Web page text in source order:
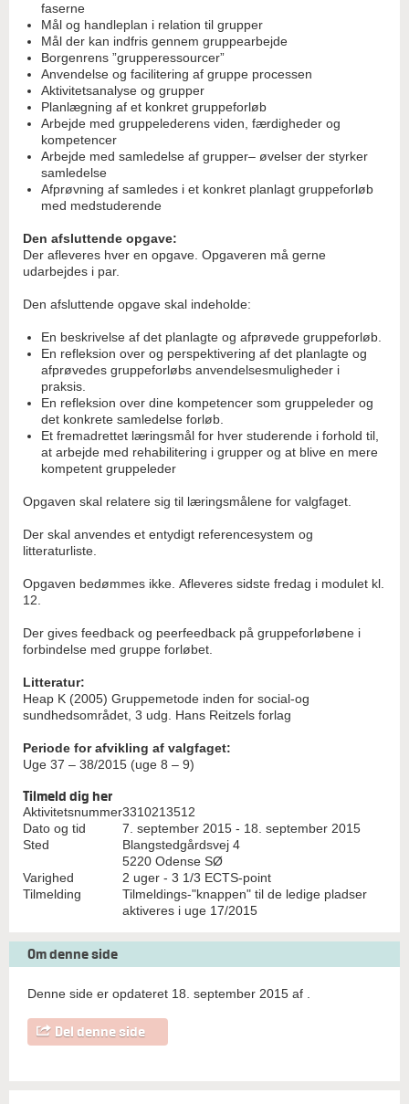
faserne
Mål og handleplan i relation til grupper
Mål der kan indfris gennem gruppearbejde
Borgenrens ”grupperessourcer”
Anvendelse og facilitering af gruppe processen
Aktivitetsanalyse og grupper
Planlægning af et konkret gruppeforløb
Arbejde med gruppelederens viden, færdigheder og
kompetencer
Arbejde med samledelse af grupper– øvelser der styrker
samledelse
Afprøvning af samledes i et konkret planlagt gruppeforløb
med medstuderende
Den afsluttende opgave:
Der afleveres hver en opgave. Opgaveren må gerne
udarbejdes i par.
Den afsluttende opgave skal indeholde:
En beskrivelse af det planlagte og afprøvede gruppeforløb.
En refleksion over og perspektivering af det planlagte og
afprøvedes gruppeforløbs anvendelsesmuligheder i
praksis.
En refleksion over dine kompetencer som gruppeleder og
det konkrete samledelse forløb.
Et fremadrettet læringsmål for hver studerende i forhold til,
at arbejde med rehabilitering i grupper og at blive en mere
kompetent gruppeleder
Opgaven skal relatere sig til læringsmålene for valgfaget.
Der skal anvendes et entydigt referencesystem og
litteraturliste.
Opgaven bedømmes ikke. Afleveres sidste fredag i modulet kl.
12.
Der gives feedback og peerfeedback på gruppeforløbene i
forbindelse med gruppe forløbet.
Litteratur:
Heap K (2005) Gruppemetode inden for social-og
sundhedsområdet, 3 udg. Hans Reitzels forlag
Periode for afvikling af valgfaget:
Uge 37 – 38/2015 (uge 8 – 9)
Tilmeld dig her
Aktivitetsnummer3310213512
Dato og tid
7. september 2015 - 18. september 2015
Sted
Blangstedgårdsvej 4
5220 Odense SØ
Varighed
2 uger - 3 1/3 ECTS-point
Tilmelding
Tilmeldings-"knappen" til de ledige pladser
aktiveres i uge 17/2015
Om denne side
Denne side er opdateret 18. september 2015 af
Del denne side